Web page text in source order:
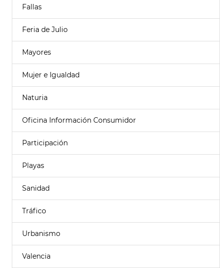
Fallas
Feria de Julio
Mayores
Mujer e Igualdad
Naturia
Oficina Información Consumidor
Participación
Playas
Sanidad
Tráfico
Urbanismo
Valencia